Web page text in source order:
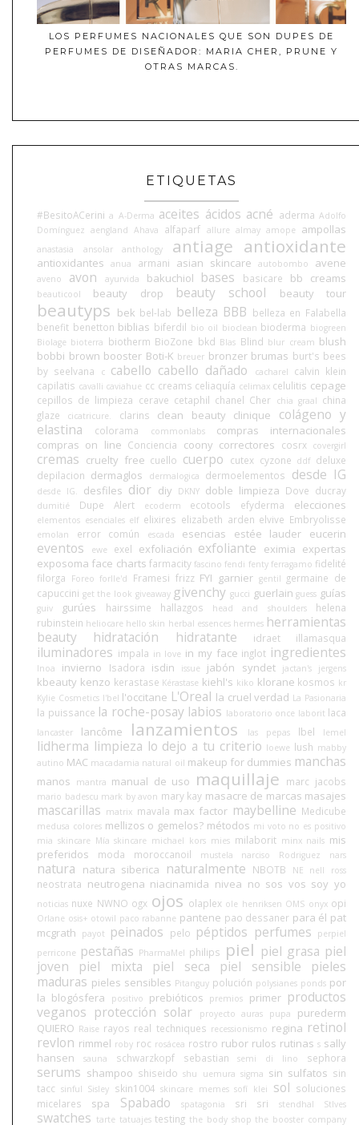
LOS PERFUMES NACIONALES QUE SON DUPES DE
PERFUMES DE DISEÑADOR: MARIA CHER, PRUNE Y
OTRAS MARCAS.
ETIQUETAS
#BesitoACerini a A-Derma aceites ácidos acné aderma Adolfo
Domínguez aengland Ahava alfaparf allure almay amope ampollas
anastasia ansolar anthology antiage antioxidante
antioxidantes anua armani asian skincare autobombo avene
aveno avon ayurvida bakuchiol bases basicare bb creams
beauticool beauty drop beauty school beauty tour
beautyps bek bel-lab belleza BBB belleza en Falabella
benefit benetton biblias biferdil bio oil bioclean bioderma biogreen
Biolage bioterra biotherm BioZone bkd Blas Blind blur cream blush
bobbi brown booster Boti-K breuer bronzer brumas burt's bees
by seelvana
c cabello cabello dañado cacharel
calvin klein
capilatis cavalli caviahue cc creams celiaquía celimax celulitis cepage
cepillos de limpieza cerave cetaphil chanel Cher chia graal china
glaze
cicatricure. clarins clean beauty clinique
colágeno y
elastina
colorama commonlabs
compras internacionales
compras on line Conciencia coony correctores cosrx covergirl
cremas cruelty free cuello cuerpo cutex cyzone ddf deluxe
depilacion dermaglos dermalogica dermoelementos desde IG
desde IG. desfiles dior diy DKNY doble limpieza Dove ducray
dumitié Dupe Alert ecoderm ecotools efyderma elecciones
elementos esenciales elf elixires elizabeth arden elvive Embryolisse
emolan error común escada esencias estée lauder eucerin
eventos ewe exel exfoliación exfoliante eximia expertas
exposoma face charts farmacity fascino fendi fenty ferragamo fidelité
filorga
Foreo forlle'd Framesi frizz FYI garnier gentil germaine de
capuccini get the look giveaway givenchy gucci guerlain guess guías
guiv gurúes hairssime hallazgos head and shoulders
helena
rubinstein heliocare hello skin herbal essences hermes herramientas
beauty
hidratación hidratante idraet illamasqua
iluminadores impala in love in my face inglot ingredientes
Inoa invierno Isadora isdin issue jabón syndet jactan's jergens
kbeauty kenzo kerastase Kérastase kiehl's kiko klorane kosmos kr
Kylie Cosmetics l'bel l'occitane L'Oreal la cruel verdad La Pasionaria
la puissance la roche-posay labios laboratorio once laborit laca
lancaster lancôme lanzamientos las pepas lbel lemel
lidherma limpieza lo dejo a tu criterio loewe lush mabby
autino MAC macadamia natural oil makeup for dummies manchas
manos mantra manual de uso maquillaje marc jacobs
mario badescu mark by avon mary kay masacre de marcas masajes
mascarillas matrix mavala max factor maybelline Medicube
medusa colores mellizos o gemelos? métodos mi voto no es positivo
mia skincare Mía skincare michael kors mies milaborit minx nails mis
preferidos
moda moroccanoil mustela narciso Rodriguez nars
natura natura siberica naturalmente NBOTB NE nell ross
neostrata neutrogena niacinamida nivea no sos vos soy yo
noticias nuxe NWNO ogx ojos olaplex ole henriksen OMS onyx opi
Orlane osis+ otowil paco rabanne pantene pao dessaner para él pat
mcgrath
payot peinados pelo péptidos perfumes
perpiel
perricone pestañas PharmaMel philips piel piel grasa piel
joven
piel mixta piel seca piel sensible
pieles
maduras pieles sensibles Pitanguy polución polysianes ponds por
la blogósfera
positivo prebióticos premios primer productos
veganos protección solar proyecto auras pupa
purederm
QUIERO Raise rayos real techniques recessionismo regina retinol
revlon rimmel roby roc rosácea rostro rubor rulos rutinas s sally
hansen
sauna schwarzkopf sebastian semi di lino sephora
serums shampoo shiseido shu uemura sigma sin sulfatos sin
tacc sinful Sisley skin1004 skincare memes sofí klei sol soluciones
micelares
spa Spabado spatagonia sri sri stendhal StIves
swatches tarte tatuajes testing the body shop the booster company